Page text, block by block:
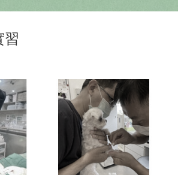
習